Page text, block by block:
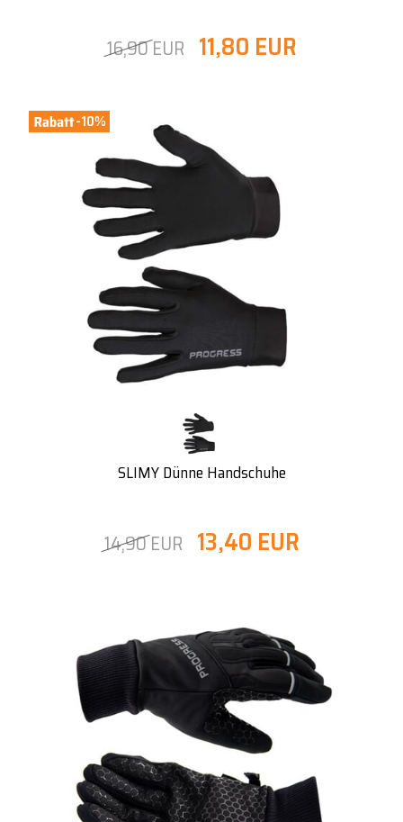
16,90 EUR 11,80 EUR
-10%
SLIMY Dünne Handschuhe
14,90 EUR 13,40 EUR